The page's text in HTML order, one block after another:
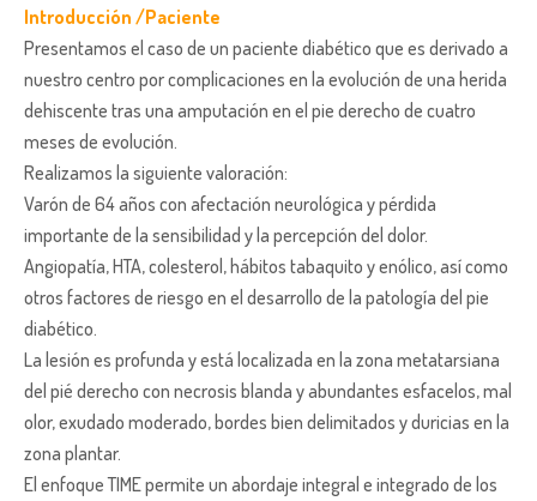
Introducción /Paciente
Presentamos el caso de un paciente diabético que es derivado a
nuestro centro por complicaciones en la evolución de una herida
dehiscente tras una amputación en el pie derecho de cuatro
meses de evolución.
Realizamos la siguiente valoración:
Varón de 64 años con afectación neurológica y pérdida
importante de la sensibilidad y la percepción del dolor.
Angiopatía, HTA, colesterol, hábitos tabaquito y enólico, así como
otros factores de riesgo en el desarrollo de la patología del pie
diabético.
La lesión es profunda y está localizada en la zona metatarsiana
del pié derecho con necrosis blanda y abundantes esfacelos, mal
olor, exudado moderado, bordes bien delimitados y duricias en la
zona plantar.
El enfoque TIME permite un abordaje integral e integrado de los